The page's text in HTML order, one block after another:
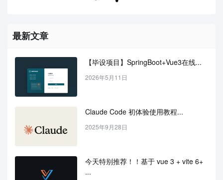
最新文章
【毕设项目】SpringBoot+Vue3在线...
2026年5月11日
Claude Code 初体验使用教程...
2025年9月28日
今天特别推荐！！基于 vue 3 + vite 6+
...